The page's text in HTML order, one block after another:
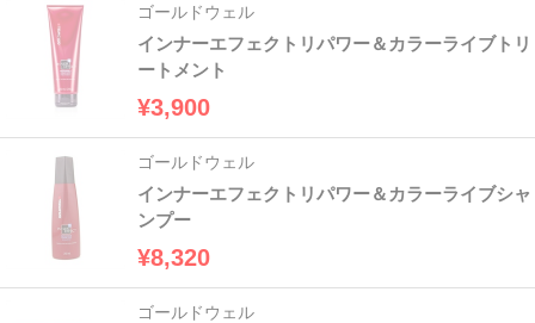
ゴールドウェル
インナーエフェクトリパワー＆カラーライブトリ
ートメント
¥3,900
ゴールドウェル
インナーエフェクトリパワー＆カラーライブシャ
ンプー
¥8,320
ゴールドウェル